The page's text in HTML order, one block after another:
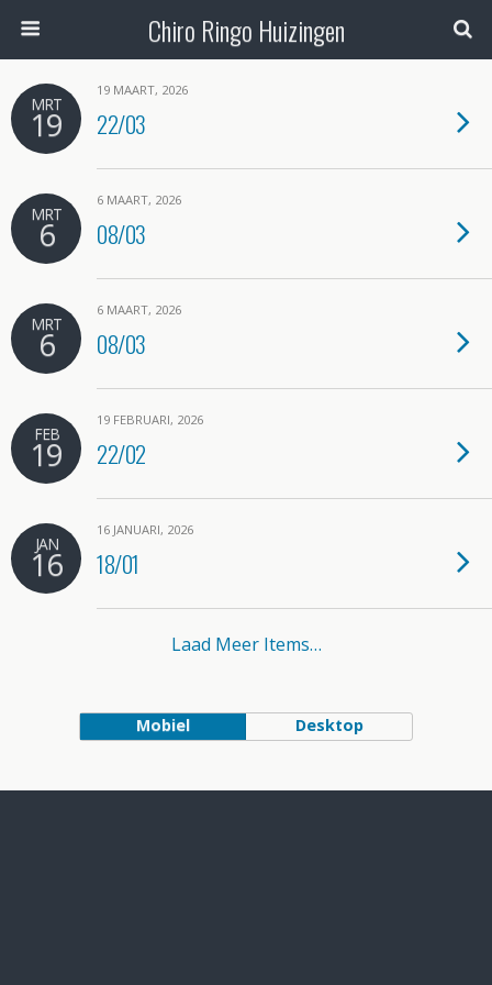
Chiro Ringo Huizingen
MRT
19
19 MAART, 2026
22/03
MRT
6
6 MAART, 2026
08/03
MRT
6
6 MAART, 2026
08/03
FEB
19
19 FEBRUARI, 2026
22/02
JAN
16
16 JANUARI, 2026
18/01
Laad Meer Items…
Mobiel Desktop